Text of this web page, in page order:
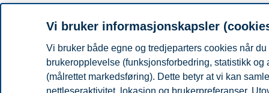
Vi bruker informasjonskapsler
Vi bruker både egne og tredjeparters cookies når
brukeropplevelse (funksjonsforbedring, statistikk
(målrettet markedsføring). Dette betyr at vi kan
nettleseraktivitet, lokasjon og brukerpreferanser.